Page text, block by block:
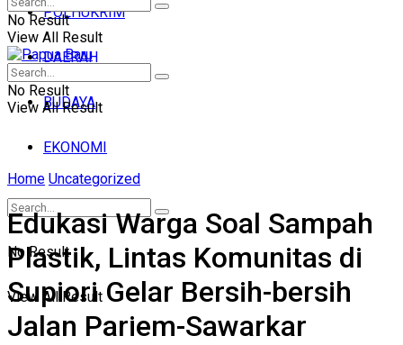
POLHUKRIM
DAERAH
BUDAYA
EKONOMI
No Result
View All Result
No Result
View All Result
No Result
View All Result
Home Uncategorized
Edukasi Warga Soal Sampah
Plastik, Lintas Komunitas di
Supiori Gelar Bersih-bersih
Jalan Pariem-Sawarkar